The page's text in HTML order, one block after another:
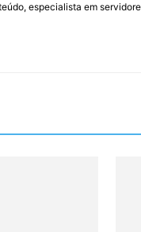
especialista em